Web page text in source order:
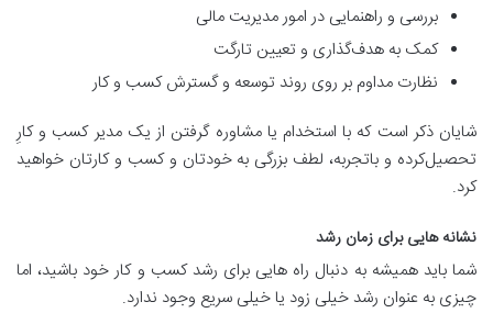
بررسی و راهنمایی در امور مدیریت مالی
کمک به هدف‌گذاری و تعیین تارگت
نظارت مداوم بر روی روند توسعه و گسترش کسب و کار
شایان ذکر است که با استخدام یا مشاوره گرفتن از یک مدیر کسب و کارِ
تحصیل‌‌کرده و باتجربه، لطف بزرگی به خودتان و کسب و کارتان خواهید
کرد.
نشانه هایی برای زمان رشد
شما باید همیشه به دنبال راه هایی برای رشد کسب و کار خود باشید، اما
چیزی به عنوان رشد خیلی زود یا خیلی سریع وجود ندارد.